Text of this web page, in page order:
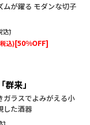
ムが躍る モダンな切子
[50%OFF]
来」
ガラスでよみがえる小
した酒器